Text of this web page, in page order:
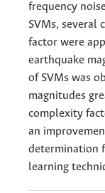
frequency
SVMs, several
factor were
earthquake
of SVMs was
magnitudes
complexity
an
determination
learning